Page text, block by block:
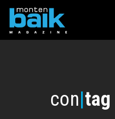
con|tag